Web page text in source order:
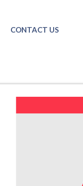
CONTACT US